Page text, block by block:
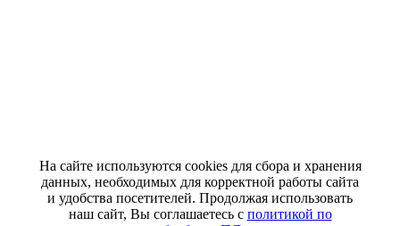
На сайте используются cookies для сбора и хранения
данных, необходимых для корректной работы сайта
и удобства посетителей. Продолжая использовать
наш сайт, Вы соглашаетесь с политикой по